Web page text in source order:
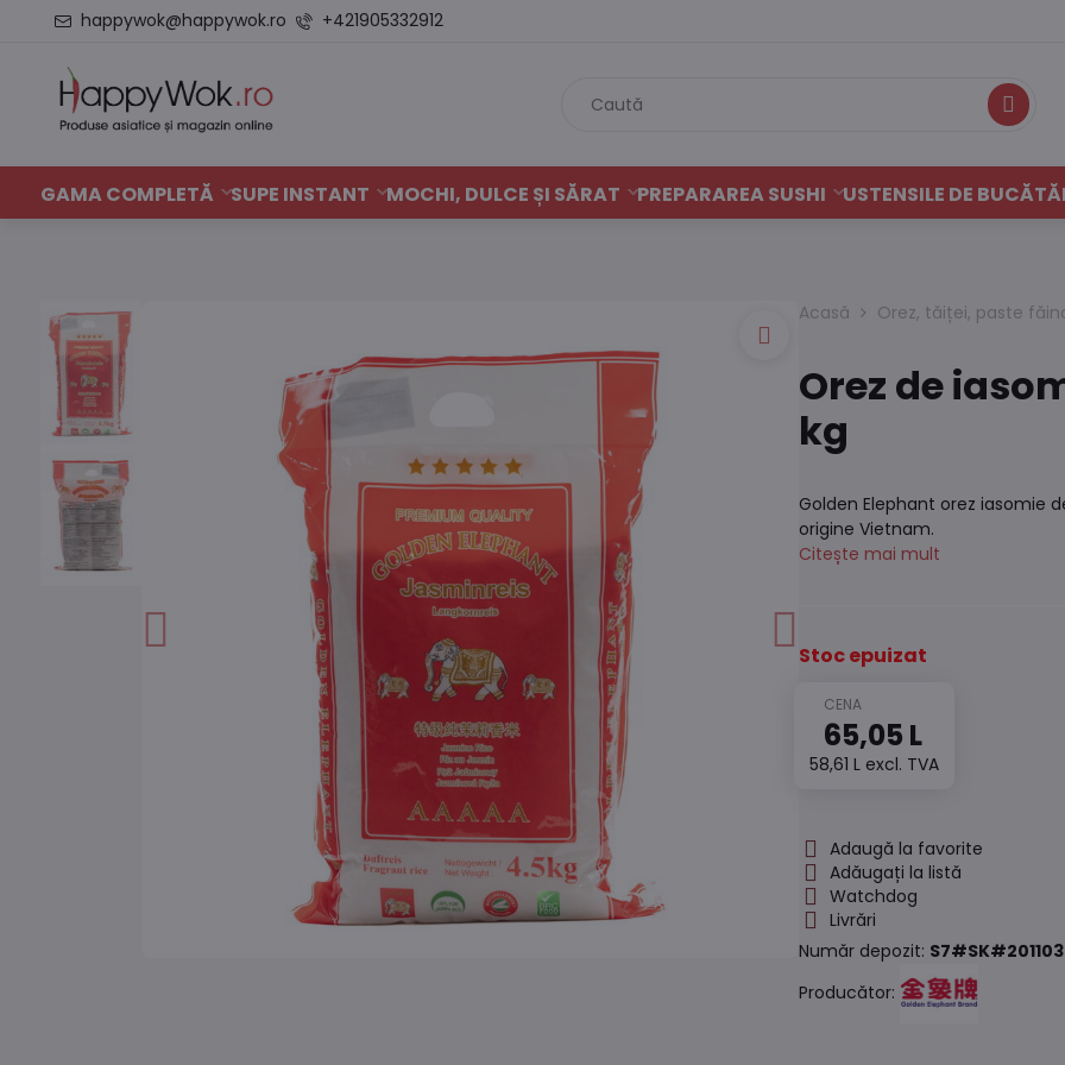
happywok@happywok.ro +421905332912
Caută
GAMA COMPLETĂ SUPE INSTANT MOCHI, DULCE ȘI SĂRAT PREPARAREA SUSHI USTENSILE DE
Acasă Orez, tăiței, paste
Orez de
kg
Golden Elephant orez iasomie
origine Vietnam.
Citește mai mult
Stoc epuizat
65,05 L
58,61 L excl. TVA
Adaugă la favorite
Adăugați la listă
Watchdog
Livrări
Număr depozit:
Producător: